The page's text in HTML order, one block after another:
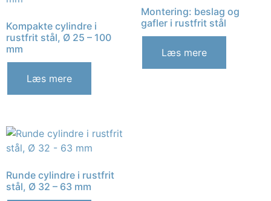
Kompakte cylindre i
rustfrit stål, Ø 25 – 100
mm
Læs mere
Montering: beslag og
gafler i rustfrit stål
Læs mere
Runde cylindre i rustfrit
stål, Ø 32 – 63 mm